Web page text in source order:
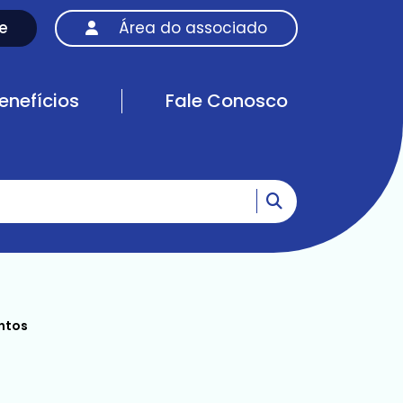
Área do associado
Fale Conosco
Ir para o